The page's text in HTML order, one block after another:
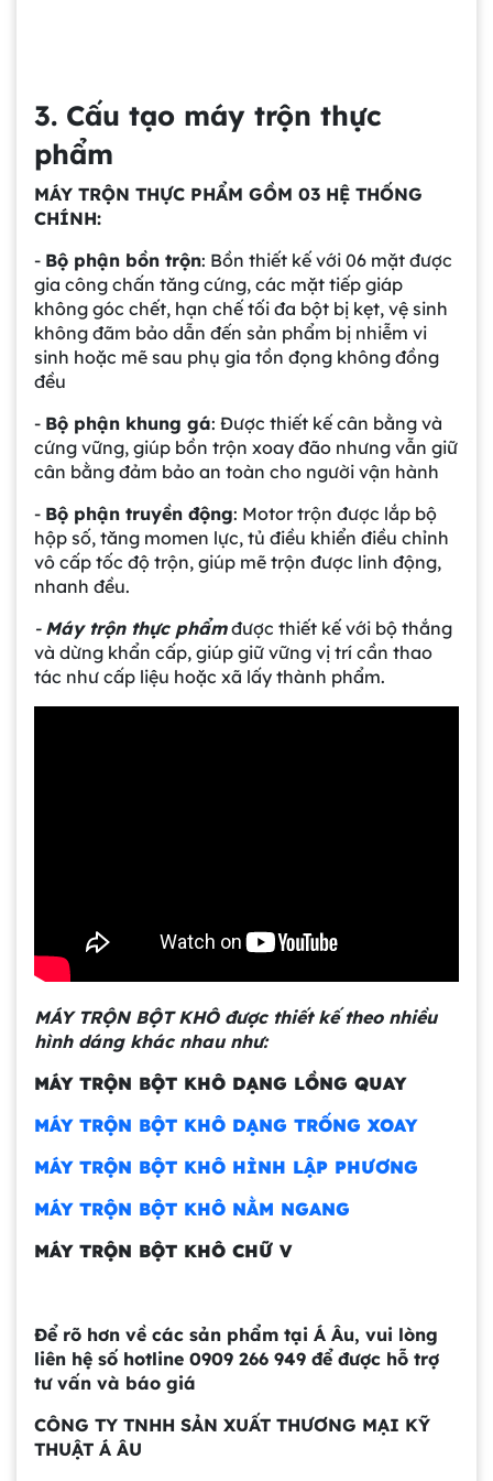
3. Cấu tạo máy trộn thực
phẩm
MÁY TRỘN THỰC PHẨM GỒM 03 HỆ THỐNG
CHÍNH:
- Bộ phận bồn trộn: Bồn thiết kế với 06 mặt được
gia công chấn tăng cứng, các mặt tiếp giáp
không góc chết, hạn chế tối đa bột bị kẹt, vệ sinh
không đãm bảo dẫn đến sản phẩm bị nhiễm vi
sinh hoặc mẽ sau phụ gia tồn đọng không đồng
đều
- Bộ phận khung gá: Được thiết kế cân bằng và
cứng vững, giúp bồn trộn xoay đão nhưng vẫn giữ
cân bằng đảm bảo an toàn cho người vận hành
- Bộ phận truyền động: Motor trộn được lắp bộ
hộp số, tăng momen lực, tủ điều khiển điều chỉnh
vô cấp tốc độ trộn, giúp mẽ trộn được linh động,
nhanh đều.
- Máy trộn thực phẩm được thiết kế với bộ thắng
và dừng khẩn cấp, giúp giữ vững vị trí cần thao
tác như cấp liệu hoặc xã lấy thành phẩm.
MÁY TRỘN BỘT KHÔ được thiết kế theo nhiều
hình dáng khác nhau như:
MÁY TRỘN BỘT KHÔ DẠNG LỒNG QUAY
MÁY TRỘN BỘT KHÔ DẠNG TRỐNG XOAY
MÁY TRỘN BỘT KHÔ HÌNH LẬP PHƯƠNG
MÁY TRỘN BỘT KHÔ NẰM NGANG
MÁY TRỘN BỘT KHÔ CHỮ V
Để rõ hơn về các sản phẩm tại Á Âu, vui lòng
liên hệ số hotline 0909 266 949 để được hỗ trợ
tư vấn và báo giá
CÔNG TY TNHH SẢN XUẤT THƯƠNG MẠI KỸ
THUẬT Á ÂU
tại công ty Á Âu
Bồn khuấy công nghiệp là gì? Ứng dụng, cấu
tạo và cách chọn mua hiệu quả
Bồn Khuấy Phụ Gia Sơn - Giải Pháp Tối Ưu
Cho Ngành Sơn Phủ
Dự án máy khuấy trộn bồn bể công nghiệp
Trong ngành chế biến thực phẩm hiện
đại, việc đảm bảo chất lượng đồng đều
và an toàn vệ sinh luôn là yếu tố hàng
chính là giải pháp tối ưu giúp doanh
nghiệp nâng cao năng suất sản xuất,
hoạt động chi tiết
Trong ngành công nghiệp sản xuất sơn,